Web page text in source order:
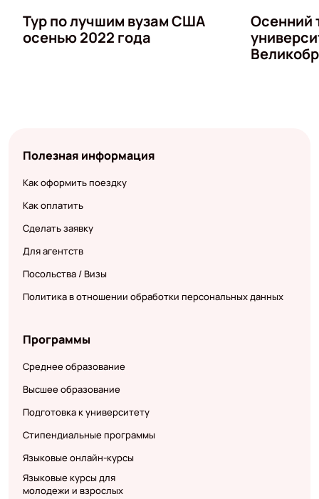
Тур по лучшим вузам США
осенью 2022 года
Осенний
Полезная информация
Как оформить поездку
Как оплатить
Сделать заявку
Для агентств
Посольства / Визы
Политика в отношении обработки персональных данных
Программы
Среднее образование
Высшее образование
Подготовка к университету
Стипендиальные программы
Языковые онлайн-курсы
Языковые курсы для
молодежи и взрослых